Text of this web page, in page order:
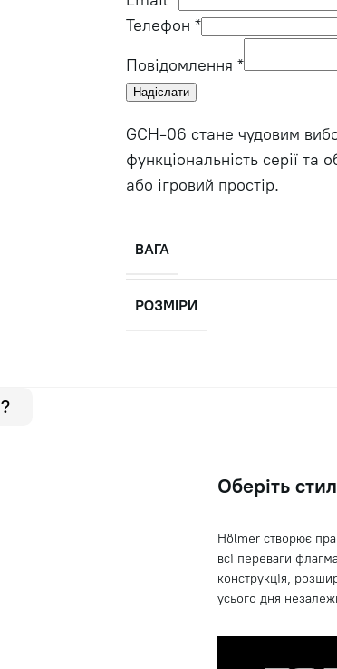
Телефон *
Повідомлення *
Надіслати
GCH-06 стане чудовим
функціональність серії
або ігровий простір.
ВАГА
РОЗМІРИ
Оберіть
Hölmer створює
всі переваги
конструкція,
усього дня